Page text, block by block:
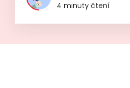
4 minuty čtení